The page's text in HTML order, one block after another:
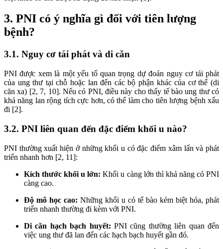
3. PNI có ý nghĩa gì đối với tiên lượng
bệnh?
3.1. Nguy cơ tái phát và di căn
PNI được xem là một yếu tố quan trọng dự đoán nguy cơ tái phát
của ung thư tại chỗ hoặc lan đến các bộ phận khác của cơ thể (di
căn xa) [2, 7, 10]. Nếu có PNI, điều này cho thấy tế bào ung thư có
khả năng lan rộng tích cực hơn, có thể làm cho tiên lượng bệnh xấu
đi [2].
3.2. PNI liên quan đến đặc điểm khối u nào?
PNI thường xuất hiện ở những khối u có đặc điểm xâm lấn và phát
triển nhanh hơn [2, 11]:
Kích thước khối u lớn: Khối u càng lớn thì khả năng có PNI
càng cao.
Độ mô học cao: Những khối u có tế bào kém biệt hóa, phát
triển nhanh thường đi kèm với PNI.
Di căn hạch bạch huyết: PNI cũng thường liên quan đến
việc ung thư đã lan đến các hạch bạch huyết gần đó.